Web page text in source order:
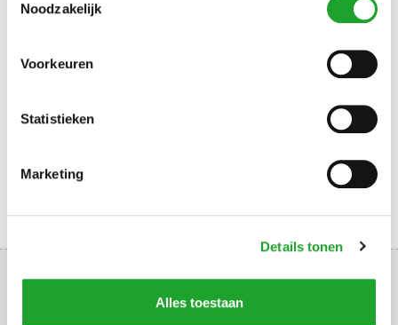
Noodzakelijk
Voorkeuren
Statistieken
Marketing
Details tonen
Alles toestaan
ROOSTER
TOEGANGSCONTROLE